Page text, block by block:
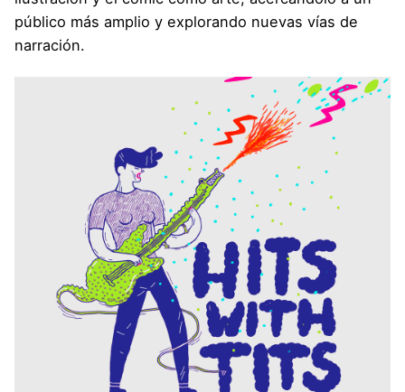
público más amplio y explorando nuevas vías de
narración.